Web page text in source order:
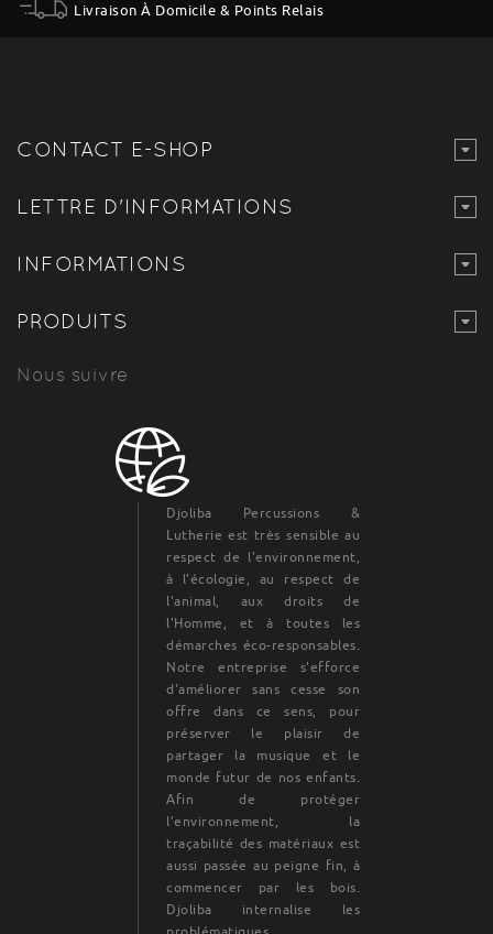
Livraison À Domicile & Points Relais
CONTACT E-SHOP
LETTRE D'INFORMATIONS
INFORMATIONS
PRODUITS
Nous suivre
Djoliba Percussions &
Lutherie est très sensible au
respect de l'environnement,
à l'écologie, au respect de
l'animal, aux droits de
l'Homme, et à toutes les
démarches éco-responsables.
Notre entreprise s'efforce
d'améliorer sans cesse son
offre dans ce sens, pour
préserver le plaisir de
partager la musique et le
monde futur de nos enfants.
Afin de protéger
l’environnement, la
traçabilité des matériaux est
aussi passée au peigne fin, à
commencer par les bois.
Djoliba internalise les